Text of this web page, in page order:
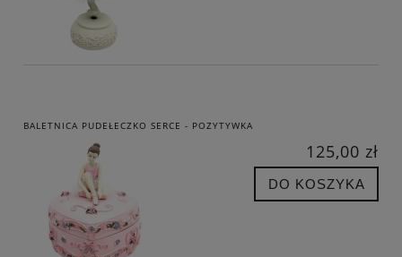
BALETNICA PUDEŁECZKO SERCE - POZYTYWKA
125,00 zł
DO KOSZYKA